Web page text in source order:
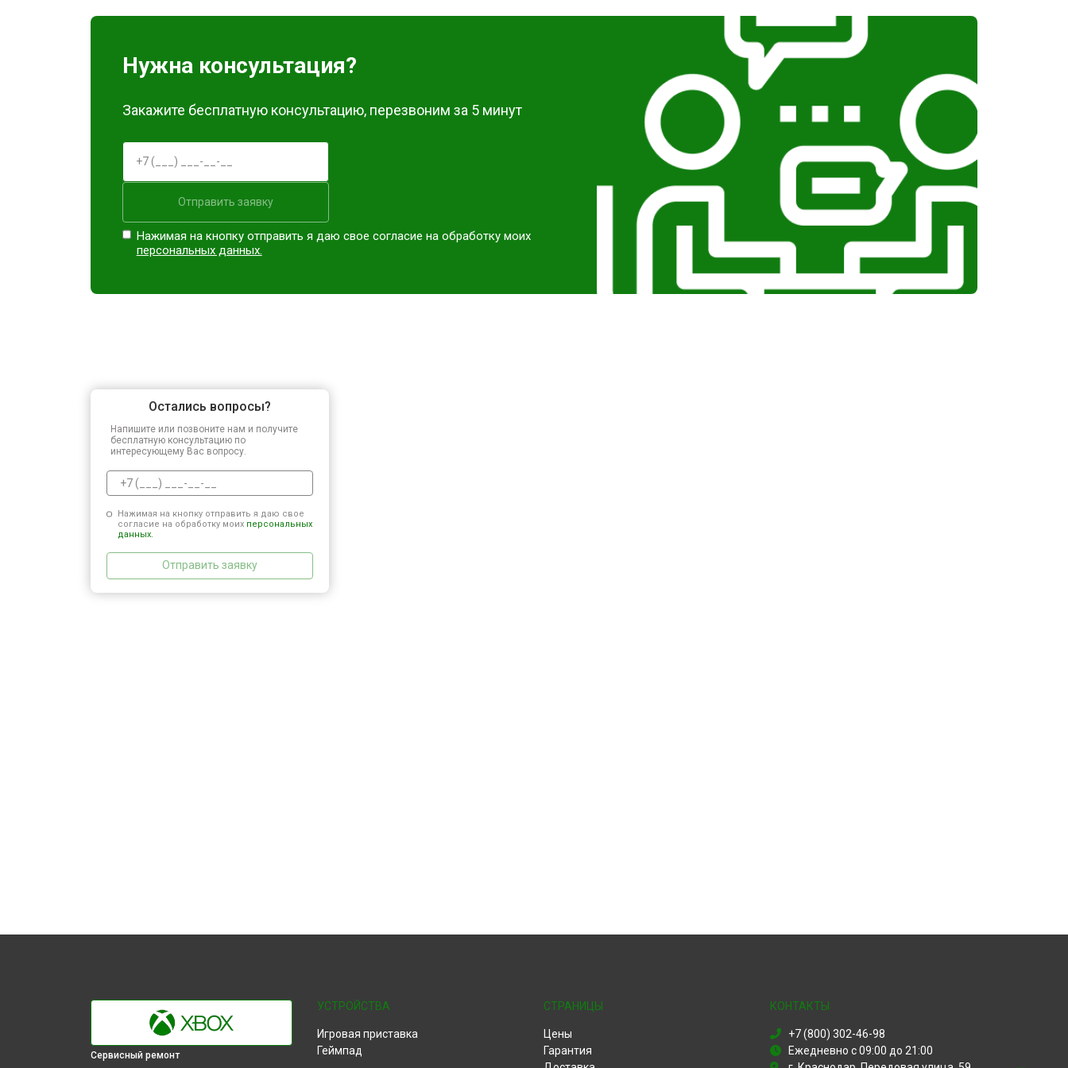
Замена материнской платы от 1100 ₽
Ремонт Blu-Ray от 750 ₽ Заказать
Нужна консультация?
Закажите бесплатную консультацию, перезвоним за 5 минут
Отправить заявку
Нажимая на кнопку отправить я даю свое согласие на обработку моих
персональных данных.
Остались вопросы?
Напишите или позвоните нам и получите
бесплатную консультацию по
интересующему Вас вопросу.
Нажимая на кнопку отправить я даю свое
согласие на обработку моих персональных
данных.
Отправить заявку
Сервисный ремонт
УСТРОЙСТВА
Игровая приставка
Геймпад
СТРАНИЦЫ
Цены
Гарантия
КОНТАКТЫ
+7 (800) 302-46-98
Ежедневно с 09:00 до 21:00